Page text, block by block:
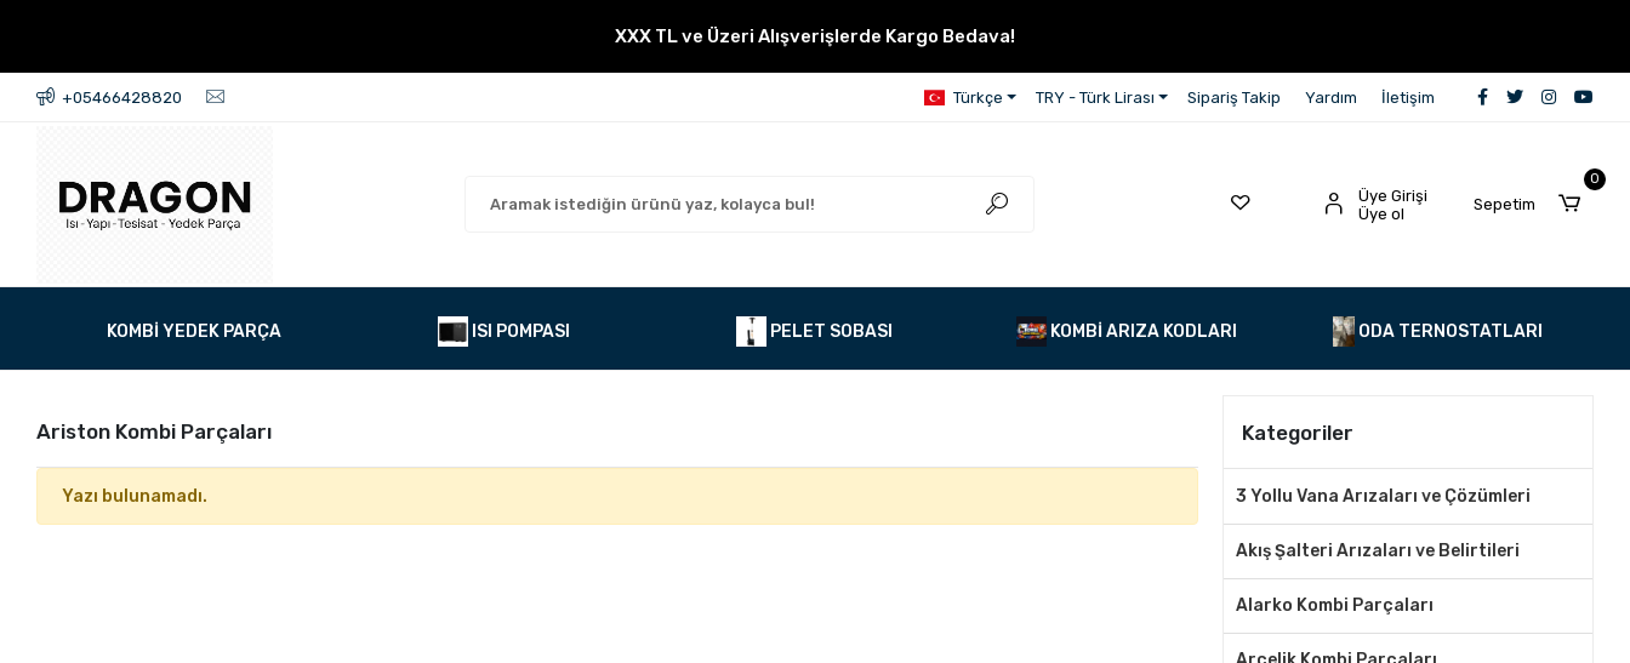
XXX TL ve Üzeri Alışverişlerde Kargo Bedava!
+05466428820 Türkçe TRY - Türk Lirası Sipariş Takip Yardım İletişim
Üye Girişi
Üye ol
Sepetim
0
KOMBİ YEDEK PARÇA ISI POMPASI PELET SOBASI KOMBİ ARIZA KODLARI ODA TERNOSTATLARI
Ariston Kombi Parçaları
Yazı bulunamadı.
Kategoriler
3 Yollu Vana Arızaları ve Çözümleri
Akış Şalteri Arızaları ve Belirtileri
Alarko Kombi Parçaları